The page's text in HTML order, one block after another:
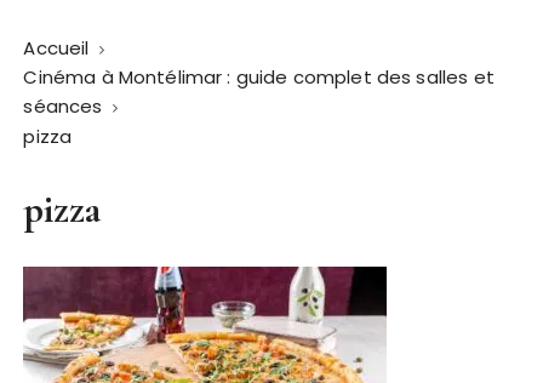
Accueil
Cinéma à Montélimar : guide complet des salles et
séances
pizza
pizza